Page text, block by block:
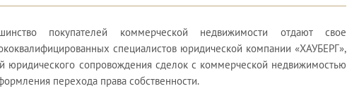
покупателей коммерческой недвижимости отдают свое
специалистов юридической компании «ХАУБЕРГ»,
юридического сопровождения сделок с коммерческой недвижимостью
перехода права собственности.